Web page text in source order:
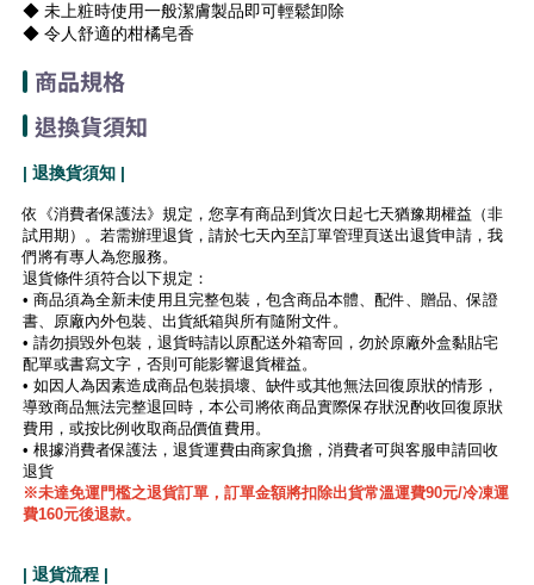
◆ 未上粧時使用一般潔膚製品即可輕鬆卸除
◆ 令人舒適的柑橘皂香
商品規格
退換貨須知
| 退換貨須知 |
依《消費者保護法》規定，您享有商品到貨次日起七天猶豫期權益（非
試用期）。若需辦理退貨，請於七天內至訂單管理頁送出退貨申請，我
們將有專人為您服務。
退貨條件須符合以下規定：
• 商品須為全新未使用且完整包裝，包含商品本體、配件、贈品、保證
書、原廠內外包裝、出貨紙箱與所有隨附文件。
• 請勿損毀外包裝，退貨時請以原配送外箱寄回，勿於原廠外盒黏貼宅
配單或書寫文字，否則可能影響退貨權益。
• 如因人為因素造成商品包裝損壞、缺件或其他無法回復原狀的情形，
導致商品無法完整退回時，本公司將依商品實際保存狀況酌收回復原狀
費用，或按比例收取商品價值費用。
• 根據消費者保護法，退貨運費由商家負擔，消費者可與客服申請回收
退貨
※未達免運門檻之退貨訂單，訂單金額將扣除出貨常溫運費90元/冷凍運
費160元後退款。
| 退貨流程 |